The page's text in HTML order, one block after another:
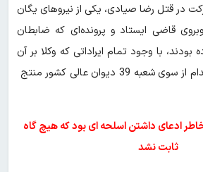
در قتل رضا صیادی، یکی از نیروهای یگان
قاضی ایستاد و پرونده‌ای که ضابطان
بودند، با وجود تمام ایراداتی که وکلا بر آن
وارد دانستند به حکم اعدام از سوی شعبه 39 دیوان عالی کشور منتج
ادعای داشتن اسلحه ای بود که هیچ گاه
ثابت نشد